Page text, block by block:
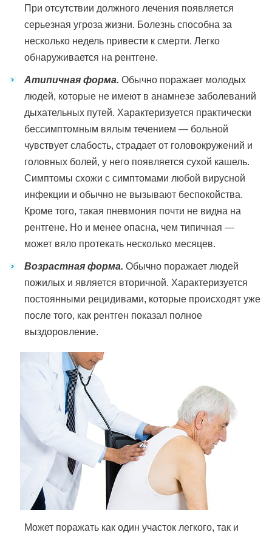
При отсутствии должного лечения появляется
серьезная угроза жизни. Болезнь способна за
несколько недель привести к смерти. Легко
обнаруживается на рентгене.
Атипичная форма. Обычно поражает молодых
людей, которые не имеют в анамнезе заболеваний
дыхательных путей. Характеризуется практически
бессимптомным вялым течением — больной
чувствует слабость, страдает от головокружений и
головных болей, у него появляется сухой кашель.
Симптомы схожи с симптомами любой вирусной
инфекции и обычно не вызывают беспокойства.
Кроме того, такая пневмония почти не видна на
рентгене. Но и менее опасна, чем типичная —
может вяло протекать несколько месяцев.
Возрастная форма. Обычно поражает людей
пожилых и является вторичной. Характеризуется
постоянными рецидивами, которые происходят уже
после того, как рентген показал полное
выздоровление.
Может поражать как один участок легкого, так и